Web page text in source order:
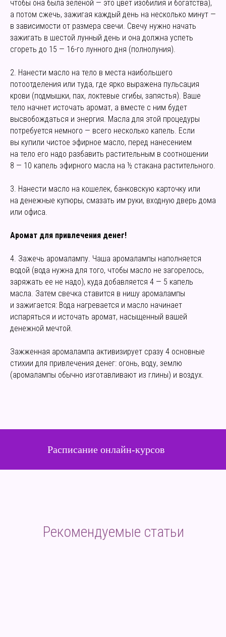
чтобы она была зеленой — это цвет изобилия и богатства),
а потом сжечь, зажигая каждый день на несколько минут —
в зависимости от размера свечи. Свечу нужно начать
зажигать в шестой лунный день и она должна успеть
сгореть до 15 — 16-го лунного дня (полнолуния).
2. Нанести масло на тело в места наибольшего
потоотделения или туда, где ярко выражена пульсация
крови (подмышки, пах, локтевые сгибы, запястья). Ваше
тело начнет источать аромат, а вместе с ним будет
высвобождаться и энергия. Масла для этой процедуры
потребуется немного — всего несколько капель. Если
вы купили чистое эфирное масло, перед нанесением
на тело его надо разбавить растительным в соотношении
8 — 10 капель эфирного масла на ½ стакана растительного.
3. Нанести масло на кошелек, банковскую карточку или
на денежные купюры, смазать им руки, входную дверь дома
или офиса.
Аромат для привлечения денег!
4. Зажечь аромалампу. Чаша аромалампы наполняется
водой (вода нужна для того, чтобы масло не загорелось,
заряжать ее не надо), куда добавляется 4 — 5 капель
масла. Затем свечка ставится в нишу аромалампы
и зажигается: Вода нагревается и масло начинает
испаряться и источать аромат, насыщенный вашей
денежной мечтой.
Зажженная аромалампа активизирует сразу 4 основные
стихии для привлечения денег: огонь, воду, землю
(аромалампы обычно изготавливают из глины) и воздух.
Расписание онлайн-курсов
Рекомендуемые статьи